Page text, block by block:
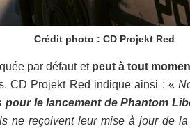
Crédit photo : CD Projekt Red
par défaut et peut à tout
CD Projekt Red indique ainsi : «
le lancement de Phantom
ne reçoivent leur mise à jour de